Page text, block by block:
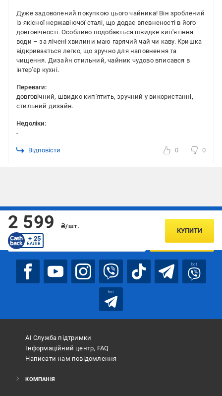
Дуже задоволений покупкою цього чайника! Він зроблений
із якісної нержавіючої сталі, що додає впевненості в його
довговічності. Особливо подобається швидке кип'ятіння
води – за лічені хвилини маю гарячий чай чи каву. Кришка
відкривається легко, що зручно для наповнення та
чищення. Дизайн стильний, чайник чудово вписався в
інтер’єр кухні.
Переваги:
довговічний, швидко кип'ятить, зручний у використанні,
стильний дизайн.
Недоліки:
-
Відповісти 0 0
2 599
₴/шт.
+ 25
БАЛІВ
КУПИТИ
Підписуйтесь, щоб дізнаватись першим про акції та пропозиції
ПІДПИСАТИСЯ
bot
bot
АІ Служба підтримки
Інформаційний центр, FAQ
Написати нам повідомлення
КОМПАНІЯ